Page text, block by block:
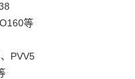
等
PVV5